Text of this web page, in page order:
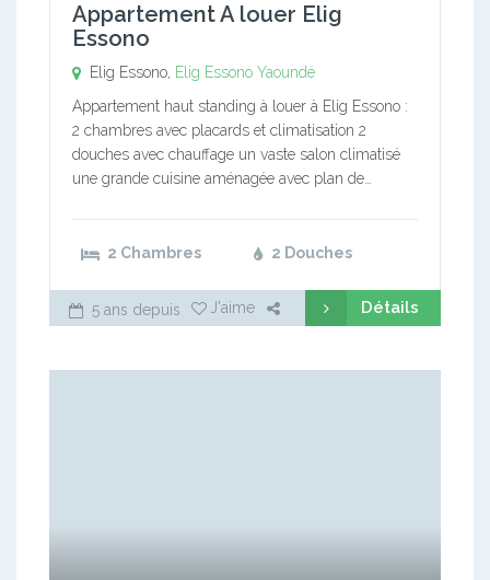
Appartement A louer Elig
Essono
Elig Essono, Elig Essono Yaoundé
Appartement haut standing à louer à Elig Essono :
2 chambres avec placards et climatisation 2
douches avec chauffage un vaste salon climatisé
une grande cuisine aménagée avec plan de…
2 Chambres 2 Douches
5 ans depuis J'aime Détails